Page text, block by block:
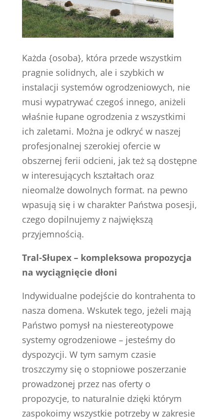
Każda {osoba}, która przede wszystkim
pragnie solidnych, ale i szybkich w
instalacji systemów ogrodzeniowych, nie
musi wypatrywać czegoś innego, aniżeli
właśnie łupane ogrodzenia z wszystkimi
ich zaletami. Można je odkryć w naszej
profesjonalnej szerokiej ofercie w
obszernej ferii odcieni, jak też są dostępne
w interesujących kształtach oraz
nieomalże dowolnych format. na pewno
wpasują się i w charakter Państwa posesji,
czego dopilnujemy z największą
przyjemnością.
Tral-Słupex – kompleksowa propozycja
na wyciągnięcie dłoni
Indywidualne podejście do kontrahenta to
nasza domena. Wskutek tego, jeżeli mają
Państwo pomysł na niestereotypowe
systemy ogrodzeniowe – jesteśmy do
dyspozycji. W tym samym czasie
troszczymy się o stopniowe poszerzanie
prowadzonej przez nas oferty o
propozycje, to naturalnie dzięki którym
zaspokoimy wszystkie potrzeby w zakresie